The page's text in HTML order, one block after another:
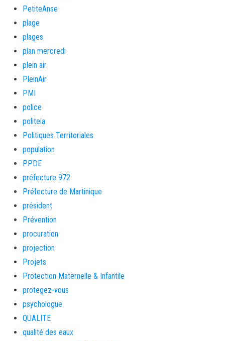
PetiteAnse
plage
plages
plan mercredi
plein air
PleinAir
PMI
police
politeia
Politiques Territoriales
population
PPDE
préfecture 972
Préfecture de Martinique
président
Prévention
procuration
projection
Projets
Protection Maternelle & Infantile
protegez-vous
psychologue
QUALITE
qualité des eaux